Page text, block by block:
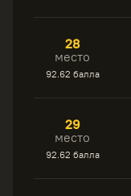
28
место
92.62 балла
29
место
92.62 балла